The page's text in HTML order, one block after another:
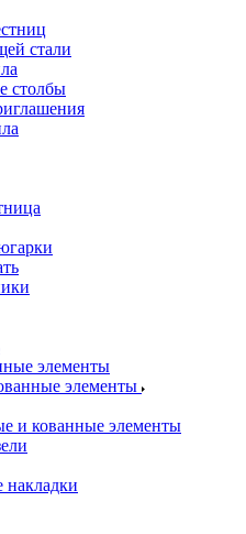
стали
столбы
элементы
элементы
и кованные элементы
накладки